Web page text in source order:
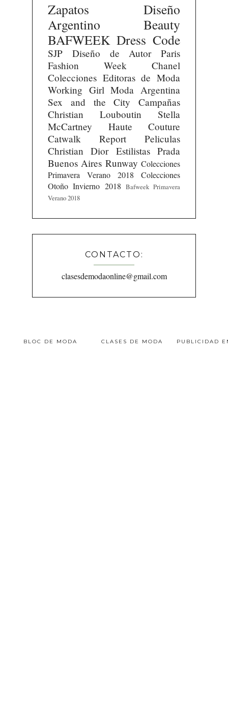
Zapatos
Diseño
Argentino
Beauty
BAFWEEK Dress Code
SJP Diseño de Autor
Paris
Fashion Week
Chanel
Colecciones Editoras de Moda
Working Girl Moda Argentina
Sex and the City
Campañas
Christian Louboutin
Stella
McCartney
Haute Couture
Catwalk Report
Peliculas
Christian Dior Estilistas Prada
Buenos Aires Runway Colecciones
Primavera Verano 2018
Colecciones
Otoño Invierno 2018 Bafweek Primavera
Verano 2018
CONTACTO:
clasesdemodaonline@gmail.com
BLOC DE MODA CLASES DE MODA PUBLICIDAD